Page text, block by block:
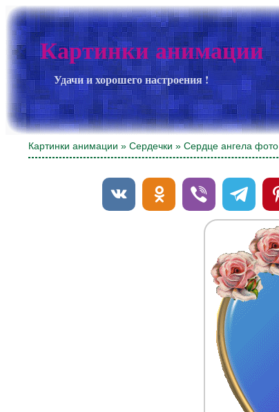
Картинки анимации
Удачи и хорошего настроения !
Картинки анимации »Сердечки » Сердце ангела фото